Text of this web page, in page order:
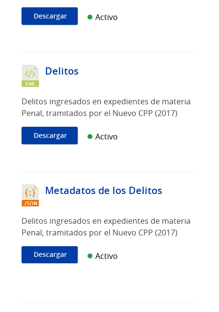
Descargar Activo
Delitos
Delitos ingresados en expedientes de materia
Penal, tramitados por el Nuevo CPP (2017)
Descargar Activo
Metadatos de los Delitos
Delitos ingresados en expedientes de materia
Penal, tramitados por el Nuevo CPP (2017)
Descargar Activo